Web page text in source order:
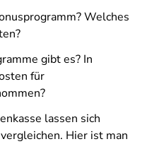
Welches
gibt es? In
für
lassen sich
Hier ist man